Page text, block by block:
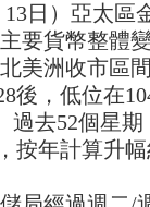
13日）亞太區
要貨幣整體
美洲收市區
後，低位在
過去52個星
按年計算升